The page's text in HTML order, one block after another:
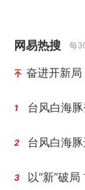
网易热搜 每
奋进开新
1 台风白海
2 台风白海
3